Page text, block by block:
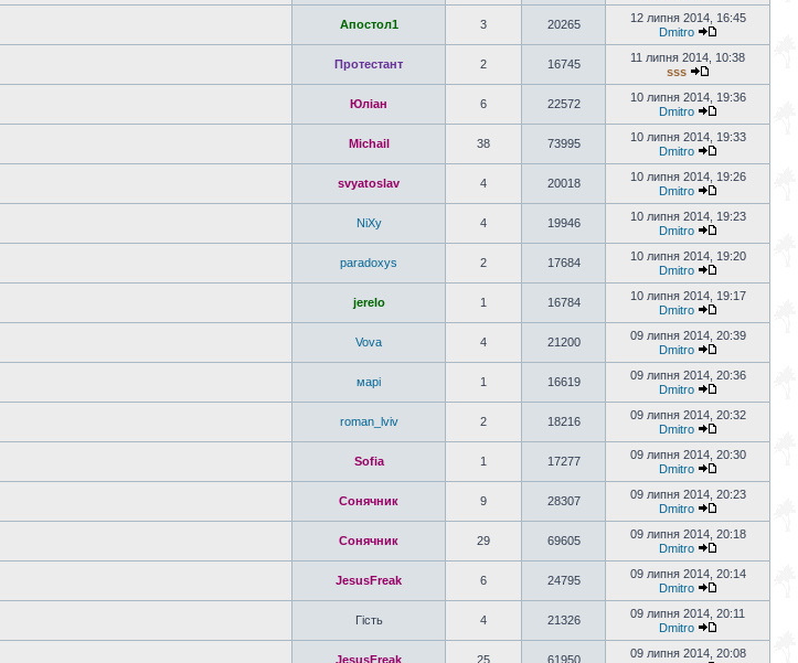
Апостол1 3 20265
12 липня 2014, 16:45
Dmitro
Протестант 2 16745
11 липня 2014, 10:38
sss
Юліан 6 22572
10 липня 2014, 19:36
Dmitro
Michail 38 73995
10 липня 2014, 19:33
Dmitro
svyatoslav 4 20018
10 липня 2014, 19:26
Dmitro
NiXy 4 19946
10 липня 2014, 19:23
Dmitro
paradoxys 2 17684
10 липня 2014, 19:20
Dmitro
jerelo 1 16784
10 липня 2014, 19:17
Dmitro
Vova 4 21200
09 липня 2014, 20:39
Dmitro
марі 1 16619
09 липня 2014, 20:36
Dmitro
roman_lviv 2 18216
09 липня 2014, 20:32
Dmitro
Sofia 1 17277
09 липня 2014, 20:30
Dmitro
Сонячник 9 28307
09 липня 2014, 20:23
Dmitro
Сонячник 29 69605
09 липня 2014, 20:18
Dmitro
JesusFreak 6 24795
09 липня 2014, 20:14
Dmitro
Гість 4 21326
09 липня 2014, 20:11
Dmitro
JesusFreak 25 61950
09 липня 2014, 20:08